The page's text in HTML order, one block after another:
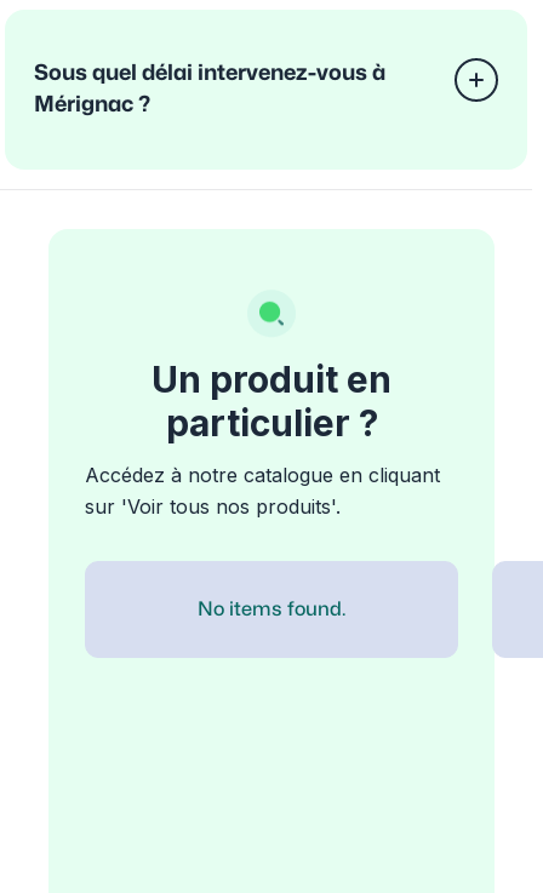
Sous quel délai intervenez-vous à
Mérignac ?
Un produit en
particulier ?
Accédez à notre catalogue en cliquant
sur 'Voir tous nos produits'.
No items found.